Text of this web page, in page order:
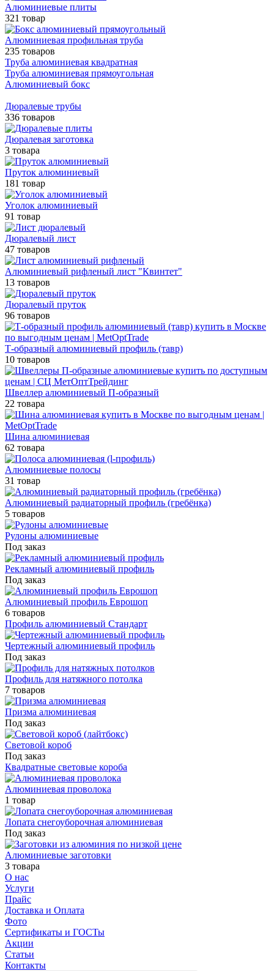
Алюминиевые плиты
321 товар
Алюминиевая профильная труба
235 товаров
Труба алюминиевая квадратная
Труба алюминиевая прямоугольная
Алюминиевый бокс
Дюралевые трубы
336 товаров
Дюралевая заготовка
3 товара
Пруток алюминиевый
181 товар
Уголок алюминиевый
91 товар
Дюралевый лист
47 товаров
Алюминиевый рифленый лист "Квинтет"
13 товаров
Дюралевый пруток
96 товаров
Т-образный алюминиевый профиль (тавр)
10 товаров
Швеллер алюминиевый П-образный
22 товара
Шина алюминиевая
62 товара
Алюминиевые полосы
31 товар
Алюминиевый радиаторный профиль (гребёнка)
5 товаров
Рулоны алюминиевые
Под заказ
Рекламный алюминиевый профиль
Под заказ
Алюминиевый профиль Еврошоп
6 товаров
Профиль алюминиевый Стандарт
Чертежный алюминиевый профиль
Под заказ
Профиль для натяжного потолка
7 товаров
Призма алюминиевая
Под заказ
Световой короб
Под заказ
Квадратные световые короба
Алюминиевая проволока
1 товар
Лопата снегоуборочная алюминиевая
Под заказ
Алюминиевые заготовки
3 товара
О нас
Услуги
Прайс
Доставка и Оплата
Фото
Сертификаты и ГОСТы
Акции
Статьи
Контакты